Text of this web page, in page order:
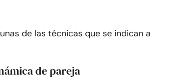
de las técnicas que se indican a
de pareja